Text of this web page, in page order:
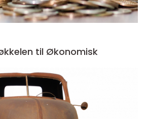
til Økonomisk